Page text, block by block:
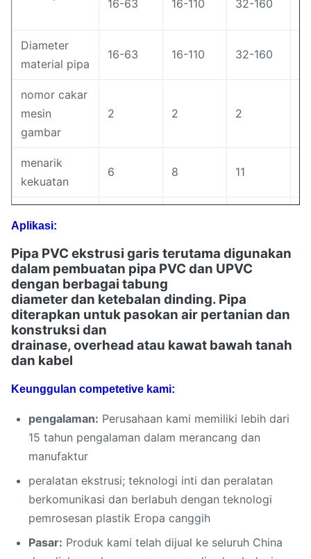
16-63 16-110 32-160
Diameter
material pipa
16-63 16-110 32-160
nomor cakar
mesin
gambar
2 2 2
menarik
kekuatan
6 8 11
menggambar
kekuatan
total mesin
bantu
14
Aplikasi:
Pipa PVC ekstrusi garis terutama digunakan
dalam pembuatan pipa PVC dan UPVC
dengan berbagai tabung
diameter dan ketebalan dinding. Pipa
diterapkan untuk pasokan air pertanian dan
konstruksi dan
drainase, overhead atau kawat bawah tanah
dan kabel
Keunggulan competetive kami:
pengalaman: Perusahaan kami memiliki lebih dari
15 tahun pengalaman dalam merancang dan
manufaktur
peralatan ekstrusi; teknologi inti dan peralatan
berkomunikasi dan berlabuh dengan teknologi
pemrosesan plastik Eropa canggih
Pasar: Produk kami telah dijual ke seluruh China